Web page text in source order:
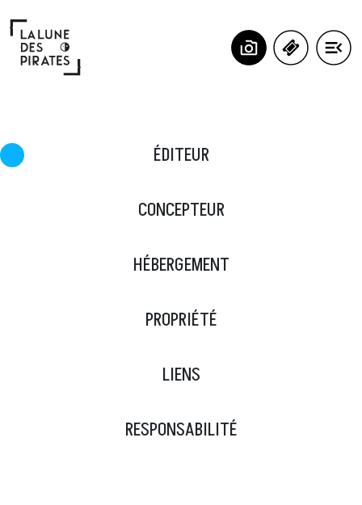
ÉDITEUR
CONCEPTEUR
HÉBERGEMENT
PROPRIÉTÉ
LIENS
RESPONSABILITÉ